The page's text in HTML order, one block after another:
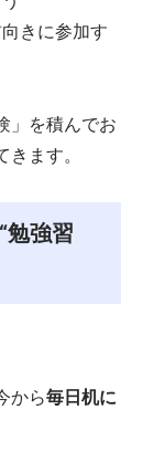
きに参加す
」を積んでお
ます。
強習
から毎日机に